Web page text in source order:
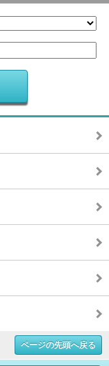
ページの先頭へ戻る